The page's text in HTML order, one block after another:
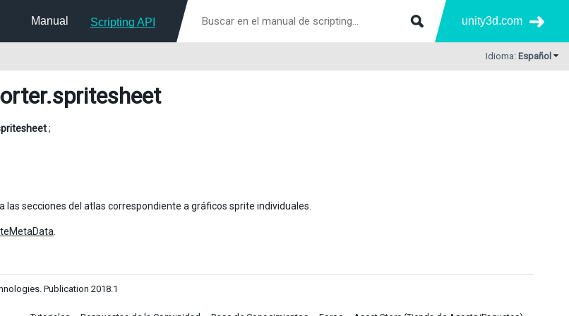
Manual Scripting API unity3d.com
Idioma: Español
.spritesheet
;
las secciones del atlas correspondiente a gráficos sprite individuales.
Publication 2018.1